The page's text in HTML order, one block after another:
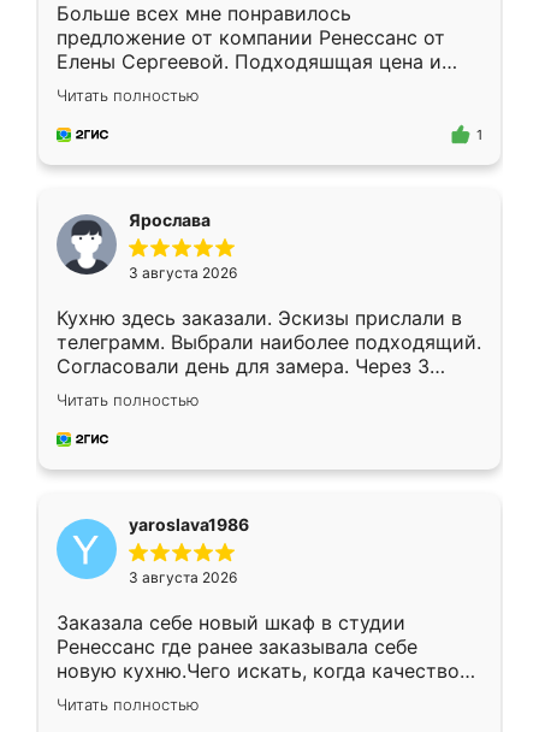
Больше всех мне понравилось
предложение от компании Ренессанс от
Елены Сергеевой. Подходяшщая цена и
короткие сроки изготовления. Приехавший
для замера сотрудник Владислав
предложил по моему эскизу самый
Читать полностью
1
Ярослава
3 августа 2026
Кухню здесь заказали. Эскизы прислали в
телеграмм. Выбрали наиболее подходящий.
Согласовали день для замера. Через 3
недели кухня была уже готова. Остались
довольны работой. Спасибо Ренессанс
мебель за качественную работу!
Читать полностью
yaroslava1986
3 августа 2026
Заказала себе новый шкаф в студии
Ренессанс где ранее заказывала себе
новую кухню.Чего искать, когда качеством
вполне довольна. Служит кухня уже почти
два года, нареканий нет.
Читать полностью